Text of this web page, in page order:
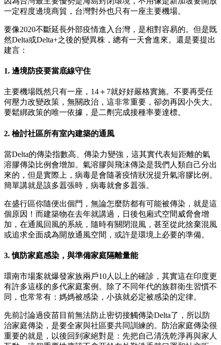
一定程度邊境商貿，台灣對外也只有一座主要機場。
要像2020不斷延長外部疫情進入台灣，是相對容易的。但是既
然Delta或Delta+之後的變異株，總有一天會進來。還是要提出
建言：
1. 邊境防疫要當底線守住
主要機場既然只有一座，14＋7就好好嚴格實施。不要再受任
何壓力改變政策，無關政治，這非常重要，卻勿再因小失大。
要鬆綁政策的唯一依據，是二劑完成接種率要達標。
2. 檢討社區所有室內建築的通風
當Delta的傳染指數高、傳染力變強，這其實代表短距離的氣
溶膠傳染比例會增加。氣溶膠與飛沫傳染是我們人類自己分出
來的，但是實際上，病毒是會隨著疫情狀況提升氣溶膠比例。
簡單講就是該多囂張時，病毒就會多囂張。
在盛行區你隨便出個門，無論怎麼防都有可能被傳染，就是這
個原因！而建築物在去年就講過，日後包廂式空間威脅會增
加，在通風回風的系統，隨時有關閉混風，甚至從此捨棄混風
或追求全面成為開放通風空間，或許是環境上必要的準備。
3. 慎防家庭感染，與準備家庭隔離量能
環南市場案就爆發家族兩戶10人以上的確診，其實這在印度更
有許多這樣的多代家庭案例。除了不同年代的族群衛生習慣不
同，也常常有：媽媽被感染，小孩就必定被感染的定律。
先前討論過疫苗目前無法防止密切接觸傳染Delta了，所以防
治家庭傳染，是要全家與社區要共同訓練的。防治家庭傳染很
重要的就是，以後回到家絕對是：先把自己清洗乾淨再與家人